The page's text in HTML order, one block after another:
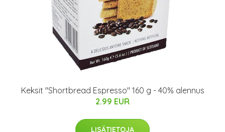
Keksit "Shortbread Espresso" 160 g - 40% alennus
2.99 EUR
LISÄTIETOJA